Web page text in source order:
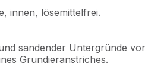
innen, lösemittelfrei.
sandender Untergründe
Grundieranstriches.